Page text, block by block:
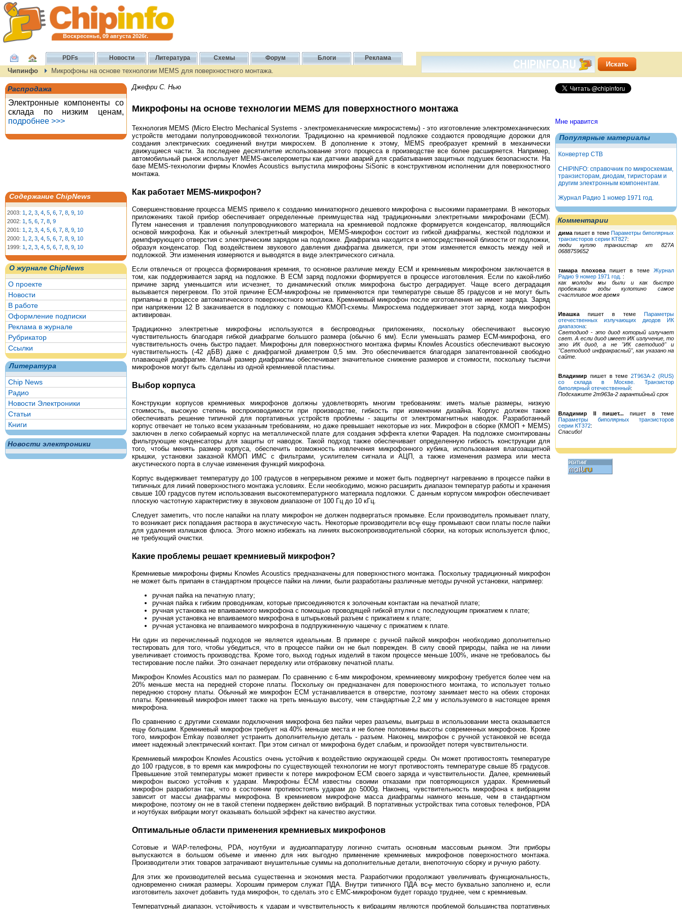
Воскресенье, 09 августа 2026г.
PDFs Новости Литература Схемы Форум Блоги Реклама
Чипинфо Микрофоны на основе технологии MEMS для поверхностного монтажа.
Распродажа
Электронные компоненты со
склада по низким ценам,
подробнее >>>
Содержание ChipNews
2003: 1 2 3 4 5 6 7 8 9 10
2002: 1 5 6 7 8 9
2001: 1 2 3 4 5 6 7 8 9 10
2000: 1 2 3 4 5 6 7 8 9 10
1999: 1 2 3 4 5 6 7 8 9 10
О журнале ChipNews
О проекте
Новости
В работе
Оформление подписки
Реклама в журнале
Рубрикатор
Ссылки
Литература
Chip News
Радио
Новости Электроники
Статьи
Книги
Новости электроники
Мне нравится
Популярные материалы
Конвертер СТВ
CHIPINFO: справочник по микросхемам,
транзисторам, диодам, тиристорам и
другим электронным компонентам.
Журнал Радио 1 номер 1971 год.
Комментарии
дима пишет в теме Параметры биполярных
транзисторов серии КТ827:
люди куплю транзистар кт 827А
0688759652
тамара плохова пишет в теме Журнал
Радио 9 номер 1971 год. :
как молоды мы были и как быстро
пробежали годы кулотино самое
счастливое мое время
Ивашка пишет в теме Параметры
отечественных излучающих диодов ИК
диапазона:
Светодиод - это диод который излучает
свет. А если диод имеет ИК излучение, то
это ИК диод, а не "ИК светодиод" и
"Светодиод инфракрасный", как указано на
сайте.
Владимир пишет в теме2Т963А-2 (RUS)
со склада в Москве. Транзистор
биполярный отечественный:
Подскажите 2т963а-2 гарантийный срок
Владимир II пишет... пишет в теме
Параметры биполярных транзисторов
серии КТ372:
Спасибо!
Джефри С. Нью
Микрофоны на основе технологии MEMS для поверхностного монтажа
Технология MEMS (Micro Electro Mechanical Systems - электромеханические микросистемы) - это изготовление электромеханических
устройств методами полупроводниковой технологии. Традиционно на кремниевой подложке создаются проводящие дорожки для
создания электрических соединений внутри микросхем. В дополнение к этому, MEMS преобразует кремний в механически
движущиеся части. За последнее десятилетие использование этого процесса в производстве все более расширяется. Например,
автомобильный рынок использует MEMS-акселерометры как датчики аварий для срабатывания защитных подушек безопасности. На
базе MEMS-технологии фирмы Knowles Acoustics выпустила микрофоны SiSonic в конструктивном исполнении для поверхностного
монтажа.
Как работает MEMS-микрофон?
Совершенствование процесса MEMS привело к созданию миниатюрного дешевого микрофона с высокими параметрами. В некоторых
приложениях такой прибор обеспечивает определенные преимущества над традиционными электретными микрофонами (ECM).
Путем нанесения и травления полупроводникового материала на кремниевой подложке формируется конденсатор, являющийся
основой микрофона. Как и обычный электретный микрофон, MEMS-микрофон состоит из гибкой диафрагмы, жесткой подложки и
демпфирующего отверстия с электрическим зарядом на подложке. Диафрагма находится в непосредственной близости от подложки,
образуя конденсатор. Под воздействием звукового давления диафрагма движется, при этом изменяется емкость между ней и
подложкой. Эти изменения измеряются и выводятся в виде электрического сигнала.
Если отвлечься от процесса формирования кремния, то основное различие между ECM и кремниевым микрофоном заключается в
том, как поддерживается заряд на подложке. В ECM заряд подложки формируется в процессе изготовления. Если по какой-либо
причине заряд уменьшится или исчезнет, то динамический отклик микрофона быстро деградирует. Чаще всего деградация
вызывается перегревом. По этой причине ECM-микрофоны не применяются при температуре свыше 85 градусов и не могут быть
припаяны в процессе автоматического поверхностного монтажа. Кремниевый микрофон после изготовления не имеет заряда. Заряд
при напряжении 12 В закачивается в подложку с помощью КМОП-схемы. Микросхема поддерживает этот заряд, когда микрофон
активирован.
Традиционно электретные микрофоны используются в беспроводных приложениях, поскольку обеспечивают высокую
чувствительность благодаря гибкой диафрагме большого размера (обычно 6 мм). Если уменьшать размер ECM-микрофона, его
чувствительность очень быстро падает. Микрофоны для поверхностного монтажа фирмы Knowles Acoustics обеспечивают высокую
чувствительность (-42 дБВ) даже с диафрагмой диаметром 0,5 мм. Это обеспечивается благодаря запатентованной свободно
плавающей диафрагме. Малый размер диафрагмы обеспечивает значительное снижение размеров и стоимости, поскольку тысячи
микрофонов могут быть сделаны из одной кремниевой пластины.
Выбор корпуса
Конструкции корпусов кремниевых микрофонов должны удовлетворять многим требованиям: иметь малые размеры, низкую
стоимость, высокую степень воспроизводимости при производстве, гибкость при изменении дизайна. Корпус должен также
обеспечивать решение типичной для портативных устройств проблемы - защиты от электромагнитных наводок. Разработанный
корпус отвечает не только всем указанным требованиям, но даже превышает некоторые из них. Микрофон в сборке (КМОП + MEMS)
заключен в легко собираемый корпус на металлической плате для создания эффекта клетки Фарадея. На подложке смонтированы
фильтрующие конденсаторы для защиты от наводок. Такой подход также обеспечивает определенную гибкость конструкции для
того, чтобы менять размер корпуса, обеспечить возможность извлечения микрофонного кубика, использования влагозащитной
крышки, установки заказной КМОП ИМС с фильтрами, усилителем сигнала и АЦП, а также изменения размера или места
акустического порта в случае изменения функций микрофона.
Корпус выдерживает температуру до 100 градусов в непрерывном режиме и может быть подвергнут нагреванию в процессе пайки в
типичных для линий поверхностного монтажа условиях. Если необходимо, можно расширить диапазон температур работы и хранения
свыше 100 градусов путем использования высокотемпературного материала подложки. С данным корпусом микрофон обеспечивает
плоскую частотную характеристику в звуковом диапазоне от 100 Гц до 10 кГц.
Следует заметить, что после напайки на плату микрофон не должен подвергаться промывке. Если производитель промывает плату,
то возникает риск попадания раствора в акустическую часть. Некоторые производители вс╦ ещ╦ промывают свои платы после пайки
для удаления излишков флюса. Этого можно избежать на линиях высокопроизводительной сборки, на которых используется флюс,
не требующий очистки.
Какие проблемы решает кремниевый микрофон?
Кремниевые микрофоны фирмы Knowles Acoustics предназначены для поверхностного монтажа. Поскольку традиционный микрофон
не может быть припаян в стандартном процессе пайки на линии, были разработаны различные методы ручной установки, например:
ручная пайка на печатную плату;
ручная пайка к гибким проводникам, которые присоединяются к золоченым контактам на печатной плате;
ручная установка не впаиваемого микрофона с помощью проводящей гибкой втулки с последующим прижатием к плате;
ручная установка не впаиваемого микрофона в штырьковый разъем с прижатием к плате;
ручная установка не впаиваемого микрофона в подпружиненную чашечку с прижатием к плате.
Ни один из перечисленный подходов не является идеальным. В примере с ручной пайкой микрофон необходимо дополнительно
тестировать для того, чтобы убедиться, что в процессе пайки он не был поврежден. В силу своей природы, пайка не на линии
увеличивает стоимость производства. Кроме того, выход годных изделий в таком процессе меньше 100%, иначе не требовалось бы
тестирование после пайки. Это означает переделку или отбраковку печатной платы.
Микрофон Knowles Acoustics мал по размерам. По сравнению с 6-мм микрофоном, кремниевому микрофону требуется более чем на
20% меньше места на передней стороне платы. Поскольку он предназначен для поверхностного монтажа, то использует только
переднюю сторону платы. Обычный же микрофон ECM устанавливается в отверстие, поэтому занимает место на обеих сторонах
платы. Кремниевый микрофон имеет также на треть меньшую высоту, чем стандартные 2,2 мм у используемого в настоящее время
микрофона.
По сравнению с другими схемами подключения микрофона без пайки через разъемы, выигрыш в использовании места оказывается
ещ╦ большим. Кремниевый микрофон требует на 40% меньше места и не более половины высоты современных микрофонов. Кроме
того, микрофон Emkay позволяет устранить дополнительную деталь - разъем. Наконец, микрофон с ручной установкой не всегда
имеет надежный электрический контакт. При этом сигнал от микрофона будет слабым, и произойдет потеря чувствительности.
Кремниевый микрофон Knowles Acoustics очень устойчив к воздействию окружающей среды. Он может противостоять температуре
до 100 градусов, в то время как микрофоны по существующей технологии не могут противостоять температуре свыше 85 градусов.
Превышение этой температуры может привести к потере микрофоном ECM своего заряда и чувствительности. Далее, кремниевый
микрофон высоко устойчив к ударам. Микрофоны ECM известны своими отказами при повторяющихся ударах. Кремниевый
микрофон разработан так, что в состоянии противостоять ударам до 5000g. Наконец, чувствительность микрофона к вибрациям
зависит от массы диафрагмы микрофона. В кремниевом микрофоне масса диафрагмы намного меньше, чем в стандартном
микрофоне, поэтому он не в такой степени подвержен действию вибраций. В портативных устройствах типа сотовых телефонов, PDA
и ноутбуках вибрации могут оказывать большой эффект на качество акустики.
Оптимальные области применения кремниевых микрофонов
Сотовые и WAP-телефоны, PDA, ноутбуки и аудиоаппаратуру логично считать основным массовым рынком. Эти приборы
выпускаются в большом объеме и именно для них выгодно применение кремниевых микрофонов поверхностного монтажа.
Производители этих товаров затрачивают внушительные суммы на дополнительные детали, внепоточную сборку и ручную работу.
Для этих же производителей весьма существенна и экономия места. Разработчики продолжают увеличивать функциональность,
одновременно снижая размеры. Хорошим примером служат ПДА. Внутри типичного ПДА вс╦ место буквально заполнено и, если
изготовитель захочет добавить туда микрофон, то сделать это с EMC-микрофоном будет гораздо труднее, чем с кремниевым.
Температурный диапазон, устойчивость к ударам и чувствительность к вибрациям являются проблемой большинства портативных